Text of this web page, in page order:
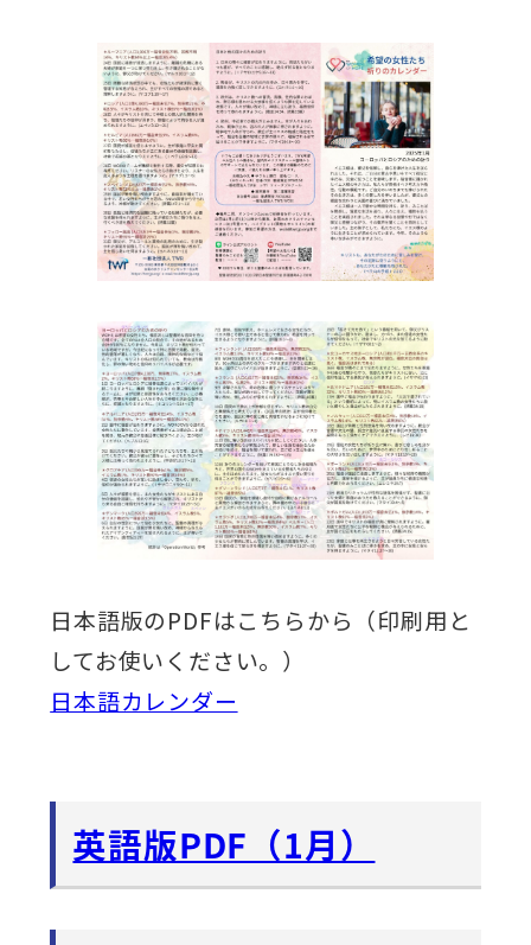
日本語版のPDFはこちらから（印刷用と
してお使いください。）
日本語カレンダー
英語版PDF（1月）